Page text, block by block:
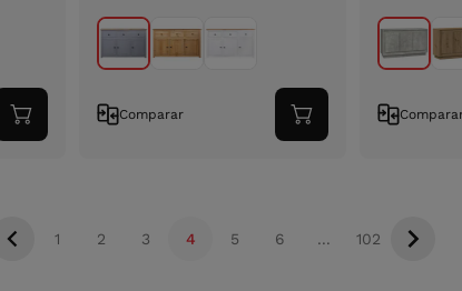
Adicionar
ao
Comparar
Adicionar
ao
1 2 3 4 5 6 ... 102